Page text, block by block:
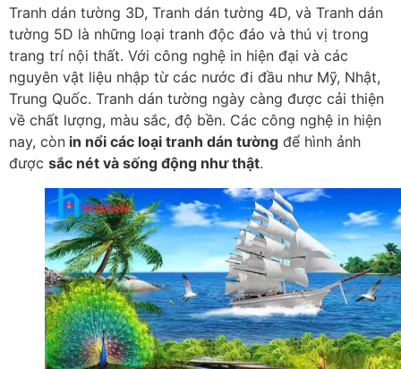
Tranh dán tường 3D, Tranh dán tường 4D, và Tranh dán
tường 5D là những loại tranh độc đáo và thú vị trong
trang trí nội thất. Với công nghệ in hiện đại và các
nguyên vật liệu nhập từ các nước đi đầu như Mỹ, Nhật,
Trung Quốc. Tranh dán tường ngày càng được cải thiện
về chất lượng, màu sắc, độ bền. Các công nghệ in hiện
nay, còn in nổi các loại tranh dán tường để hình ảnh
được sắc nét và sống động như thật.